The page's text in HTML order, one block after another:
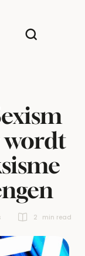
wordt
2 min read